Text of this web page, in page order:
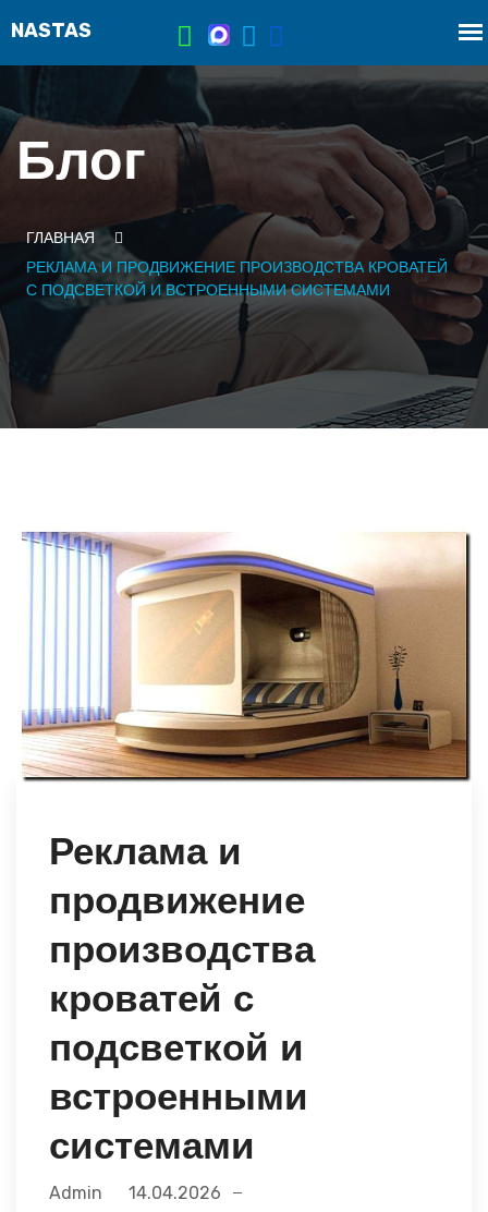
Блог
ГЛАВНАЯ
РЕКЛАМА И ПРОДВИЖЕНИЕ ПРОИЗВОДСТВА КРОВАТЕЙ
С ПОДСВЕТКОЙ И ВСТРОЕННЫМИ СИСТЕМАМИ
Реклама и
продвижение
производства
кроватей с
подсветкой и
встроенными
системами
Admin 14.04.2026